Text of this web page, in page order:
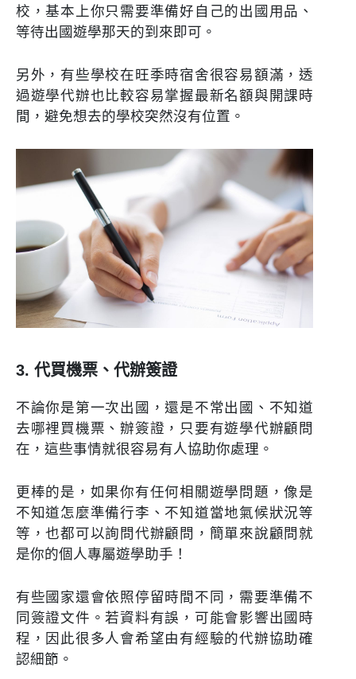
校，基本上你只需要準備好自己的出國用品、
等待出國遊學那天的到來即可。
另外，有些學校在旺季時宿舍很容易額滿，透
過遊學代辦也比較容易掌握最新名額與開課時
間，避免想去的學校突然沒有位置。
3. 代買機票、代辦簽證
不論你是第一次出國，還是不常出國、不知道
去哪裡買機票、辦簽證，只要有遊學代辦顧問
在，這些事情就很容易有人協助你處理。
更棒的是，如果你有任何相關遊學問題，像是
不知道怎麼準備行李、不知道當地氣候狀況等
等，也都可以詢問代辦顧問，簡單來說顧問就
是你的個人專屬遊學助手！
有些國家還會依照停留時間不同，需要準備不
同簽證文件。若資料有誤，可能會影響出國時
程，因此很多人會希望由有經驗的代辦協助確
認細節。